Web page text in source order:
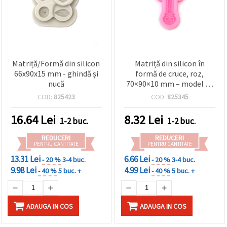
Matriță/Formă din silicon
66x90x15 mm - ghindă și
nucă
COD: 825423
16.64Lei 1-2 buc.
REDUCERI
PENTRU CANTITATE
13.31 Lei- 20 %3-4 buc.
9.98 Lei- 40 %5 buc. +
ADAUGA IN COS
Matriță din silicon în
formă de cruce, roz,
70×90×10 mm – model de
crucifix ornamentat;
reutilizabilă; pentru
rășină epoxidică, lut
polimeric, săpun și
decorațiuni DIY/handmade
COD: 825345
8.32 Lei 1-2 buc.
REDUCERI
PENTRU CANTITATE
6.66 Lei- 20 %3-4 buc.
4.99 Lei- 40 %5 buc. +
ADAUGA IN COS